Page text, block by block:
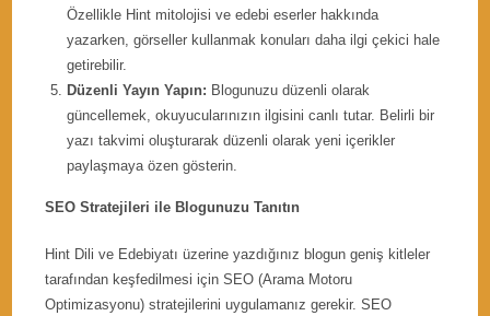
Özellikle Hint mitolojisi ve edebi eserler hakkında
yazarken, görseller kullanmak konuları daha ilgi çekici hale
getirebilir.
Düzenli Yayın Yapın: Blogunuzu düzenli olarak
güncellemek, okuyucularınızın ilgisini canlı tutar. Belirli bir
yazı takvimi oluşturarak düzenli olarak yeni içerikler
paylaşmaya özen gösterin.
SEO Stratejileri ile Blogunuzu Tanıtın
Hint Dili ve Edebiyatı üzerine yazdığınız blogun geniş kitleler
tarafından keşfedilmesi için SEO (Arama Motoru
Optimizasyonu) stratejilerini uygulamanız gerekir. SEO